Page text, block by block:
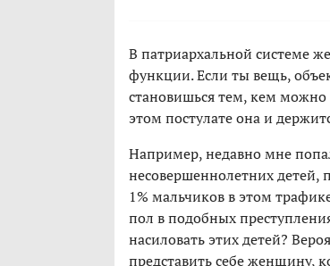
В патриархальной системе
функции. Если ты вещь,
становишься тем, кем можно
этом постулате она и
Например, недавно мне
несовершеннолетних детей,
1% мальчиков в этом
пол в подобных
насиловать этих детей?
представить себе женщину,